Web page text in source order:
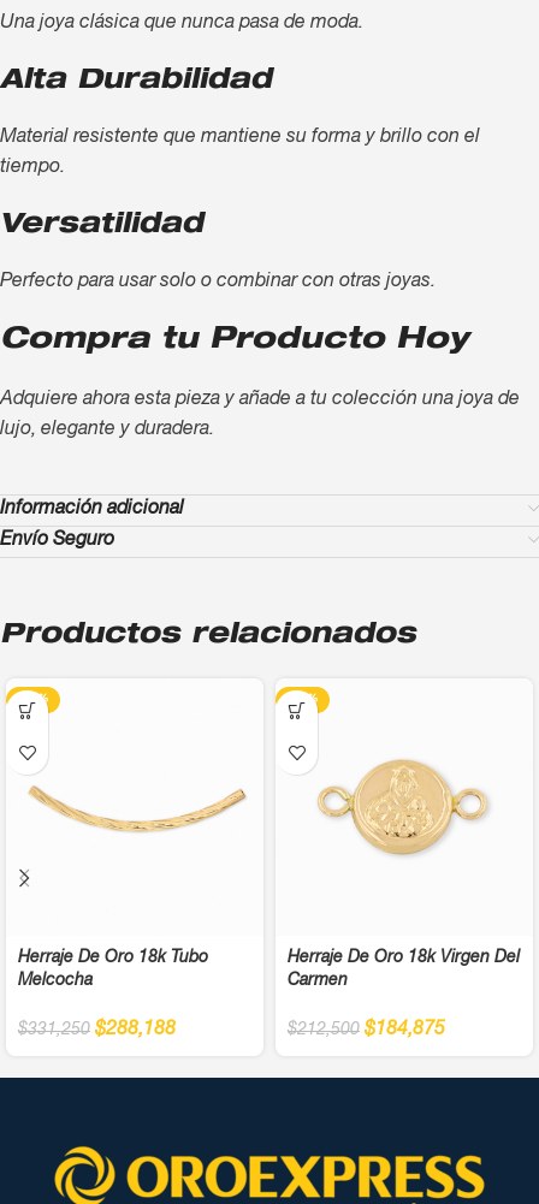
Una joya clásica que nunca pasa de moda.
Alta Durabilidad
Material resistente que mantiene su forma y brillo con el
tiempo.
Versatilidad
Perfecto para usar solo o combinar con otras joyas.
Compra tu Producto Hoy
Adquiere ahora esta pieza y añade a tu colección una joya de
lujo, elegante y duradera.
Información adicional
Envío Seguro
Productos relacionados
-13%
Herraje De Oro 18k Tubo
Melcocha
$331,250 $288,188
-13%
Herraje De Oro 18k Virgen Del
Carmen
$212,500 $184,875